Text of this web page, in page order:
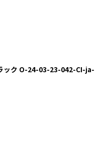
ック O-24-03-23-042-CI-ja-